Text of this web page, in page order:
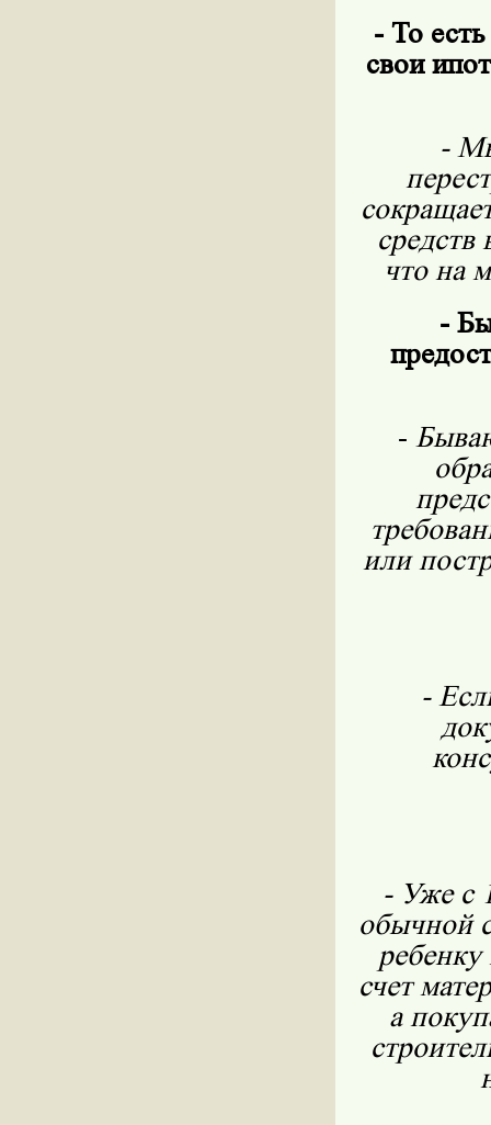
- То
свои
-
средств
что на
-
-
или
-
- Уже с
обычной
ребенку
счет
а